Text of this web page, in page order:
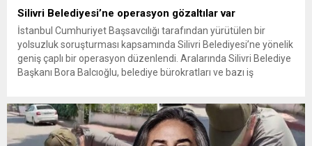
Silivri Belediyesi’ne operasyon gözaltılar var
İstanbul Cumhuriyet Başsavcılığı tarafından yürütülen bir
yolsuzluk soruşturması kapsamında Silivri Belediyesi’ne yönelik
geniş çaplı bir operasyon düzenlendi. Aralarında Silivri Belediye
Başkanı Bora Balcıoğlu, belediye bürokratları ve bazı iş
inceleme ve arama çalışmaları devam ediyor. İstanbul’da...